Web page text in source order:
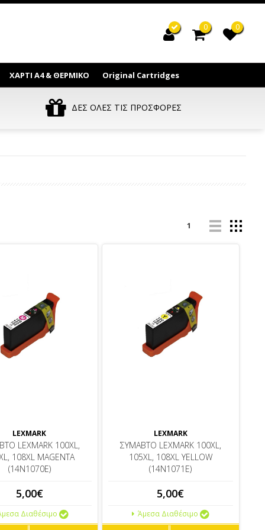
0 0
ΧΑΡΤΙ Α4 & ΘΕΡΜΙΚΟ Original Cartridges
ΔΕΣ ΟΛΕΣ ΤΙΣ ΠΡΟΣΦΟΡΕΣ
1
LEXMARK
LEXMARK 100XL,
108XL MAGENTA
(14N1070E)
5,00€
Διαθέσιμο
LEXMARK
ΣΥΜΑΒΤΟ LEXMARK 100XL,
105XL, 108XL YELLOW
(14N1071E)
5,00€
Άμεσα Διαθέσιμο